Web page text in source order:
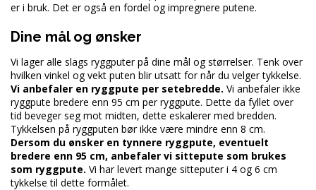
er i bruk. Det er også en fordel og impregnere putene.
Dine mål og ønsker
Vi lager alle slags ryggputer på dine mål og størrelser. Tenk over
hvilken vinkel og vekt puten blir utsatt for når du velger tykkelse.
Vi anbefaler en ryggpute per setebredde. Vi anbefaler ikke
ryggpute bredere enn 95 cm per ryggpute. Dette da fyllet over
tid beveger seg mot midten, dette eskalerer med bredden.
Tykkelsen på ryggputen bør ikke være mindre enn 8 cm.
Dersom du ønsker en tynnere ryggpute, eventuelt
bredere enn 95 cm, anbefaler vi sittepute som brukes
som ryggpute. Vi har levert mange sitteputer i 4 og 6 cm
tykkelse til dette formålet.